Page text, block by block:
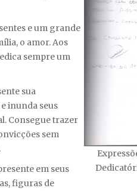
e um grande
o amor. Aos
sempre um
sua
inunda seus
Consegue trazer
sem
em seus
figuras de